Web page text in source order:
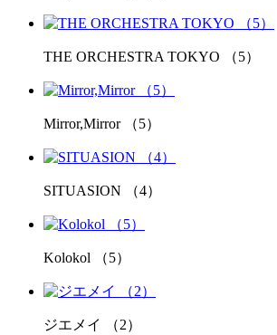
THE ORCHESTRA TOKYO （5）
Mirror,Mirror （5）
SITUASION （4）
Kolokol （5）
ジエメイ （2）